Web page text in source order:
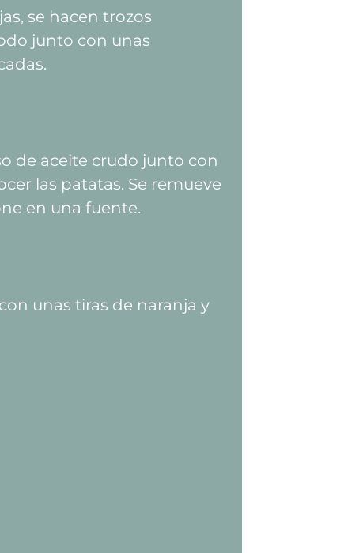
se hacen trozos
junto con unas
de aceite crudo junto con
las patatas. Se remueve
en una fuente.
unas tiras de naranja y